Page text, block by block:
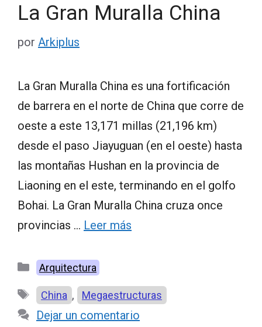
La Gran Muralla China
por Arkiplus
La Gran Muralla China es una fortificación
de barrera en el norte de China que corre de
oeste a este 13,171 millas (21,196 km)
desde el paso Jiayuguan (en el oeste) hasta
las montañas Hushan en la provincia de
Liaoning en el este, terminando en el golfo
Bohai. La Gran Muralla China cruza once
provincias … Leer más
Categorías
Arquitectura
Etiquetas
China , Megaestructuras
Dejar un comentario